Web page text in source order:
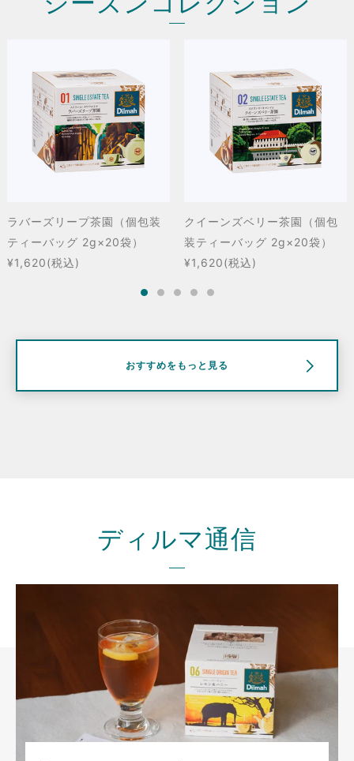
ラバーズリープ茶園（個包装
ティーバッグ 2g×20袋）
¥1,620(税込)
クイーンズベリー茶園（個包
装ティーバッグ 2g×20袋）
¥1,620(税込)
おすすめをもっと見る
ディルマ通信